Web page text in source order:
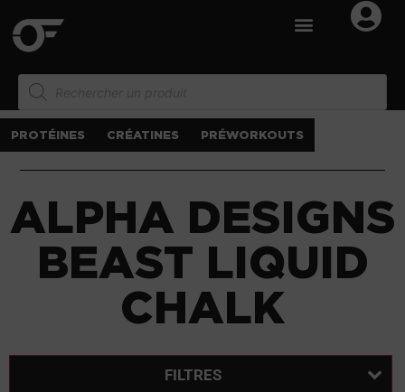
PROTÉINES CRÉATINES PRÉWORKOUTS
ALPHA DESIGNS
BEAST LIQUID
CHALK
FILTRES